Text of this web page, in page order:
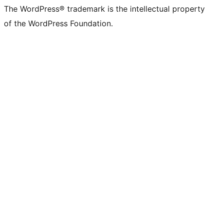
The WordPress® trademark is the intellectual property
of the WordPress Foundation.